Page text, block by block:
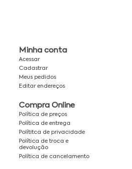
Minha conta
Acessar
Cadastrar
Meus pedidos
Editar endereços
Compra Online
Política de preços
Política de entrega
Polítitca de privacidade
Política de troca e
devolução
Política de cancelamento